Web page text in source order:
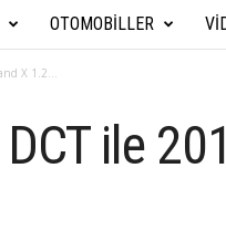
OTOMOBILLER
X 1.2...
ile